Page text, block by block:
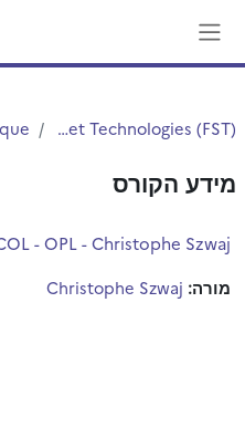
Faculté des Sciences et Technologies (FST)
מידע הקורס
- OPL - Christophe Szwaj
מורה: Christophe Szwaj